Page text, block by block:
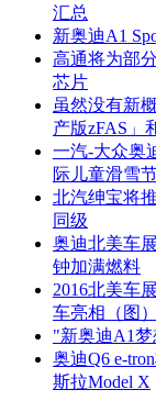
汇总
新奥迪A1
高通将为部
芯片
虽然没有新
产版zFAS」
一汽-大众奥
际儿童滑雪
北汽绅宝将
同级
奥迪北美车
钟加满燃料
2016北美车
车亮相（图）
"新奥迪A1
奥迪Q6 e-
斯拉Model X